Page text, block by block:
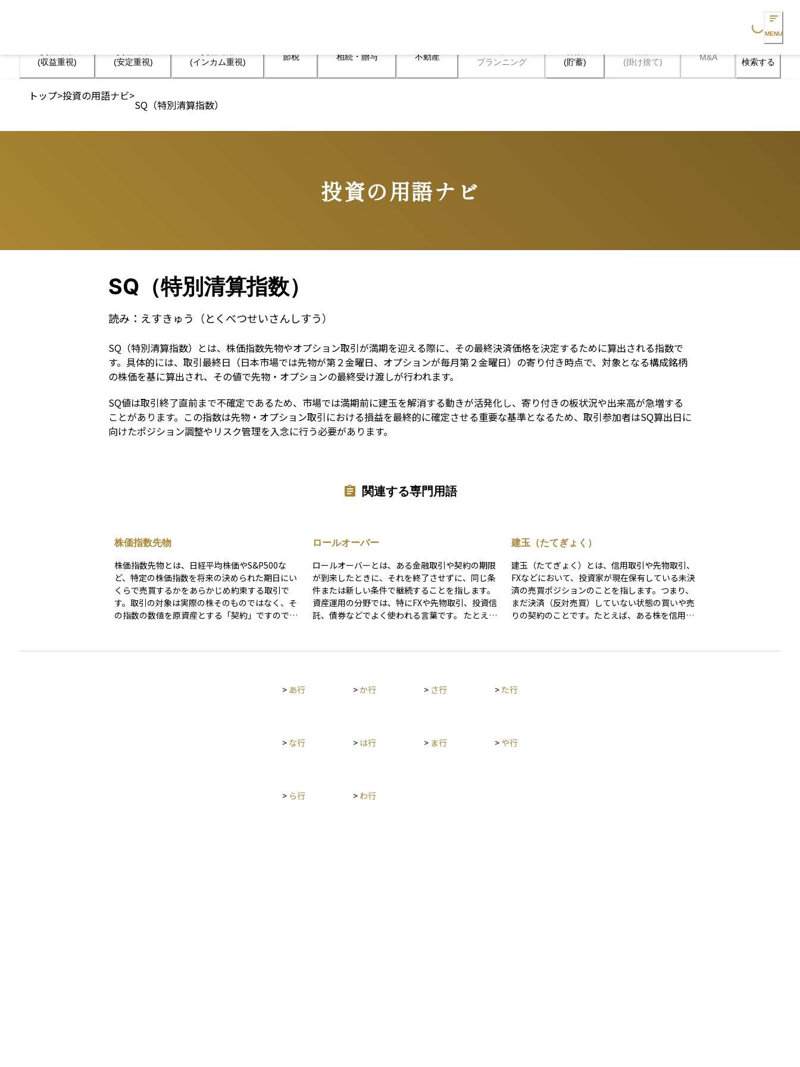
Loading... MENU
(収益重視)
(安定重視)
(インカム重視)
節税 相続・贈与 不動産
プランニング
(貯蓄)
(掛け捨て)
M&A 検索する
トップ>投資の用語ナビ>
SQ（特別清算指数）
投資の用語ナビ
Terms
SQ（特別清算指数）
読み： えすきゅう（とくべつせいさんしすう）
SQ（特別清算指数）とは、株価指数先物やオプション取引が満期を迎える際に、その最終決済価格を決定するために算出される指数で
す。具体的には、取引最終日（日本市場では先物が第２金曜日、オプションが毎月第２金曜日）の寄り付き時点で、対象となる構成銘柄
の株価を基に算出され、その値で先物・オプションの最終受け渡しが行われます。
SQ値は取引終了直前まで不確定であるため、市場では満期前に建玉を解消する動きが活発化し、寄り付きの板状況や出来高が急増する
ことがあります。この指数は先物・オプション取引における損益を最終的に確定させる重要な基準となるため、取引参加者はSQ算出日に
向けたポジション調整やリスク管理を入念に行う必要があります。
関連する専門用語
株価指数先物
株価指数先物とは、日経平均株価やS&P500な
ど、特定の株価指数を将来の決められた期日にい
くらで売買するかをあらかじめ約束する取引で
す。取引の対象は実際の株そのものではなく、そ
の指数の数値を原資産とする「契約」ですので、
チャンスもありますが、同時に損失も拡大しやす
まっている時間帯でも価格変動のリスク管理や投
組みも学びながら利用することをおすすめいたし
ロールオーバー
ロールオーバーとは、ある金融取引や契約の期限
が到来したときに、それを終了させずに、同じ条
件または新しい条件で継続することを指します。
資産運用の分野では、特にFXや先物取引、投資信
託、債券などでよく使われる言葉です。 たとえ
があり、これもロールオーバーに含まれます。ま
の用語が使われます。ロールオーバーは、資産運
建玉（たてぎょく）
建玉（たてぎょく）とは、信用取引や先物取引、
FXなどにおいて、投資家が現在保有している未決
済の売買ポジションのことを指します。つまり、
まだ決済（反対売買）していない状態の買いや売
りの契約のことです。たとえば、ある株を信用買
は「売り建玉」と呼ばれます。建玉は、相場の動
建玉の状況に応じて、保証金の維持や追加入金
> あ行 >か行 > さ行 > た行
> な行 > は行 > ま行 > や行
> ら行 > わ行